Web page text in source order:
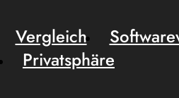
Vergleich
Privatsphäre